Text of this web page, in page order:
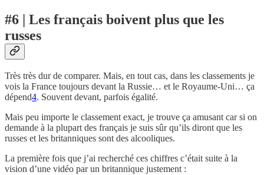
#6 | Les français boivent plus que les
russes
Très très dur de comparer. Mais, en tout cas, dans les classements je
vois la France toujours devant la Russie… et le Royaume-Uni… ça
dépend4. Souvent devant, parfois égalité.
Mais peu importe le classement exact, je trouve ça amusant car si on
demande à la plupart des français je suis sûr qu’ils diront que les
russes et les britanniques sont des alcooliques.
La première fois que j’ai recherché ces chiffres c’était suite à la
vision d’une vidéo par un britannique justement :